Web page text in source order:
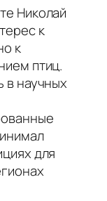
Николай
к
к
птиц.
в научных
для